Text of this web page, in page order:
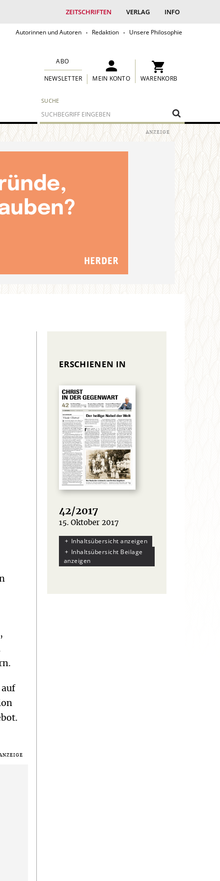
ZEITSCHRIFTEN VERLAG INFO
Autorinnen und Autoren Redaktion Unsere Philosophie
SUCHE
ABO
NEWSLETTER MEIN KONTO WARENKORB
ERSCHIENEN IN
42/2017
:
15. Oktober 2017
Inhaltsübersicht anzeigen
Inhaltsübersicht Beilage
anzeigen